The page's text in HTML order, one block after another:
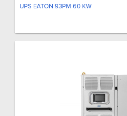
UPS EATON 93PM 60 KW